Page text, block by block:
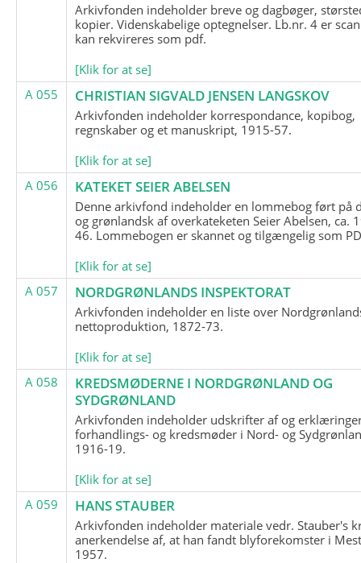
Arkivfonden indeholder breve og dagbøger,
kopier. Videnskabelige optegnelser. Lb.nr. 4 er
kan rekvireres som pdf.
[Klik for at se]
A 055
CHRISTIAN SIGVALD JENSEN LANGSKOV
Arkivfonden indeholder korrespondance, kopibog,
regnskaber og et manuskript, 1915-57.
[Klik for at se]
A 056
KATEKET SEIER ABELSEN
Denne arkivfond indeholder en lommebog ført på
og grønlandsk af overkateketen Seier Abelsen, ca.
46. Lommebogen er skannet og tilgængelig som
[Klik for at se]
A 057
NORDGRØNLANDS INSPEKTORAT
Arkivfonden indeholder en liste over
nettoproduktion, 1872-73.
[Klik for at se]
A 058
KREDSMØDERNE I NORDGRØNLAND OG
SYDGRØNLAND
Arkivfonden indeholder udskrifter af og
forhandlings- og kredsmøder i Nord- og
1916-19.
[Klik for at se]
A 059
HANS STAUBER
Arkivfonden indeholder materiale vedr. Stauber's
anerkendelse af, at han fandt blyforekomster i
1957.